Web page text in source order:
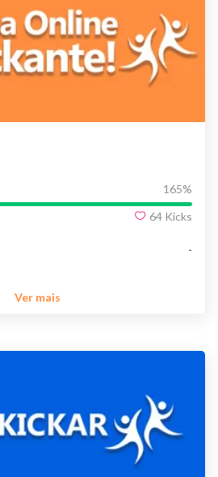
165%
64 Kicks
-
Ver mais